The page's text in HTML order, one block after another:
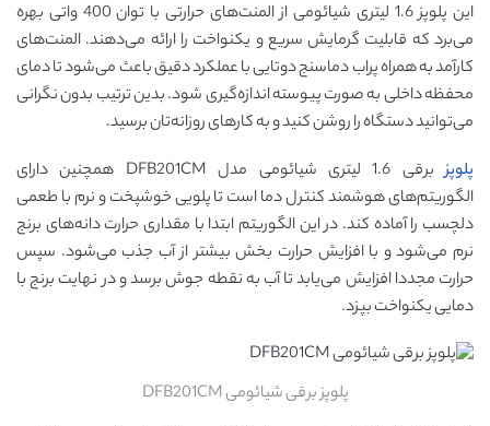
این پلوپز 1.6 لیتری شیائومی از المنت‌های حرارتی با توان 400 واتی بهره
می‌برد که قابلیت گرمایش سریع و یکنواخت را ارائه می‌دهند. المنت‌های
کارآمد به همراه پراب دماسنج دوتایی با عملکرد دقیق باعث می‌شود تا دمای
محفظه داخلی به صورت پیوسته اندازه‌گیری شود. بدین ترتیب بدون نگرانی
می‌توانید دستگاه را روشن کنید و به کارهای روزانه‌تان برسید.
پلوپز
برقی 1.6 لیتری شیائومی مدل DFB201CM همچنین دارای
الگوریتم‌های هوشمند کنترل دما است تا پلویی خوشپخت و نرم با طعمی
دلچسب را آماده کند. در این الگوریتم ابتدا با مقداری حرارت دانه‌های برنج
نرم می‌شود و با افزایش حرارت بخش بیشتر از آب جذب می‌شود. سپس
حرارت مجددا افزایش می‌یابد تا آب به نقطه جوش برسد و در نهایت برنج با
دمایی یکنواخت بپزد.
پلوپز برقی شیائومی DFB201CM